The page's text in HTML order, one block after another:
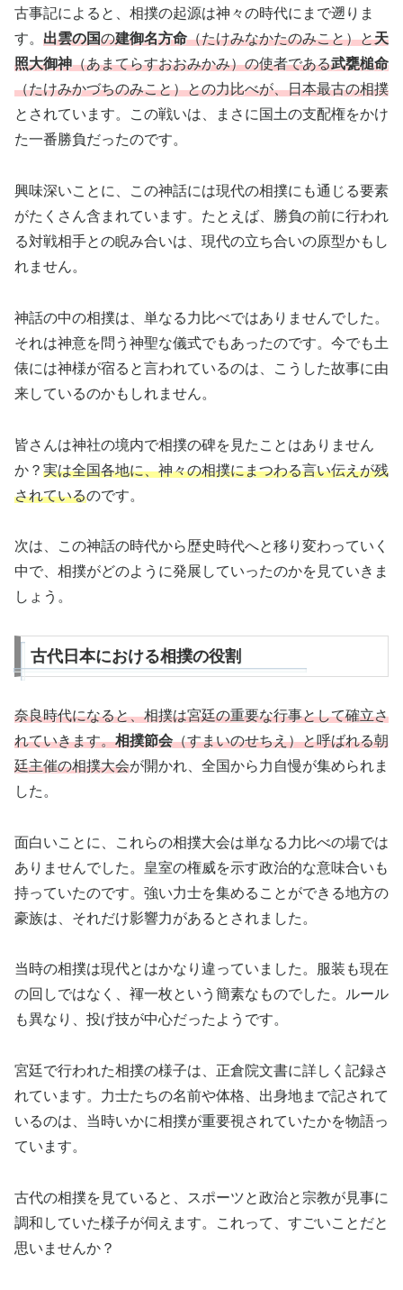
古事記によると、相撲の起源は神々の時代にまで遡りま
す。 出雲の国の建御名方命（たけみなかたのみこと）と天
照大御神（あまてらすおおみかみ）の使者である武甕槌命
（たけみかづちのみこと）との力比べが、日本最古の相撲
とされています。この戦いは、まさに国土の支配権をかけ
た一番勝負だったのです。
興味深いことに、この神話には現代の相撲にも通じる要素
がたくさん含まれています。たとえば、勝負の前に行われ
る対戦相手との睨み合いは、現代の立ち合いの原型かもし
れません。
神話の中の相撲は、単なる力比べではありませんでした。
それは神意を問う神聖な儀式でもあったのです。今でも土
俵には神様が宿ると言われているのは、こうした故事に由
来しているのかもしれません。
皆さんは神社の境内で相撲の碑を見たことはありません
か？ 実は全国各地に、神々の相撲にまつわる言い伝えが残
されているのです。
次は、この神話の時代から歴史時代へと移り変わっていく
中で、相撲がどのように発展していったのかを見ていきま
しょう。
古代日本における相撲の役割
奈良時代になると、相撲は宮廷の重要な行事として確立さ
れていきます。相撲節会（すまいのせちえ）と呼ばれる朝
廷主催の相撲大会が開かれ、全国から力自慢が集められま
した。
面白いことに、これらの相撲大会は単なる力比べの場では
ありませんでした。皇室の権威を示す政治的な意味合いも
持っていたのです。強い力士を集めることができる地方の
豪族は、それだけ影響力があるとされました。
当時の相撲は現代とはかなり違っていました。服装も現在
の回しではなく、褌一枚という簡素なものでした。ルール
も異なり、投げ技が中心だったようです。
宮廷で行われた相撲の様子は、正倉院文書に詳しく記録さ
れています。力士たちの名前や体格、出身地まで記されて
いるのは、当時いかに相撲が重要視されていたかを物語っ
ています。
古代の相撲を見ていると、スポーツと政治と宗教が見事に
調和していた様子が伺えます。これって、すごいことだと
思いませんか？